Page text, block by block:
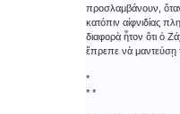
προσλαμβάνουν, ὅταν
κατόπιν αἰφνιδίας
διαφορὰ ἦτον ὅτι ὁ
ἔπρεπε νὰ μαντεύσῃ
*
* *